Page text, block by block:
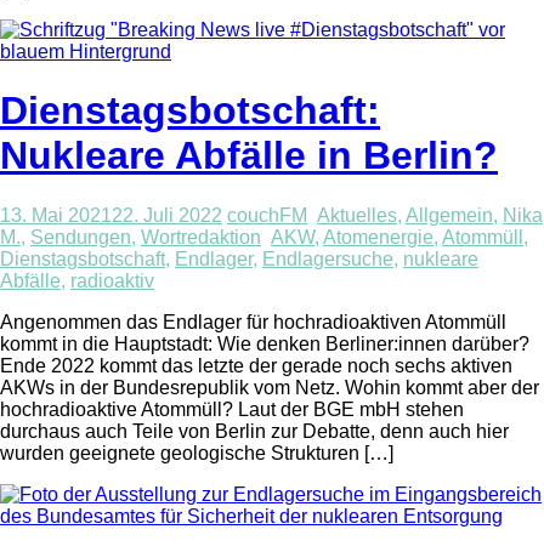
Dienstagsbotschaft:
Nukleare Abfälle in Berlin?
13. Mai 202122. Juli 2022 couchFM Aktuelles, Allgemein, Nika
M., Sendungen, Wortredaktion AKW, Atomenergie, Atommüll ,
Dienstagsbotschaft, Endlager, Endlagersuche, nukleare
Abfälle, radioaktiv
Angenommen das Endlager für hochradioaktiven Atommüll
kommt in die Hauptstadt: Wie denken Berliner:innen darüber?
Ende 2022 kommt das letzte der gerade noch sechs aktiven
AKWs in der Bundesrepublik vom Netz. Wohin kommt aber der
hochradioaktive Atommüll? Laut der BGE mbH stehen
durchaus auch Teile von Berlin zur Debatte, denn auch hier
wurden geeignete geologische Strukturen […]